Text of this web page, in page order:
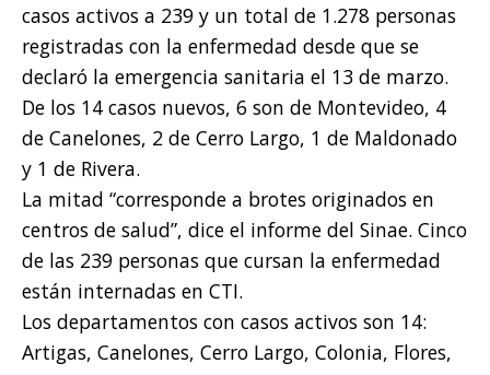
casos activos a 239 y un total de 1.278 personas
registradas con la enfermedad desde que se
declaró la emergencia sanitaria el 13 de marzo.
De los 14 casos nuevos, 6 son de Montevideo, 4
de Canelones, 2 de Cerro Largo, 1 de Maldonado
y 1 de Rivera.
La mitad “corresponde a brotes originados en
centros de salud”, dice el informe del Sinae. Cinco
de las 239 personas que cursan la enfermedad
están internadas en CTI.
Los departamentos con casos activos son 14:
Artigas, Canelones, Cerro Largo, Colonia, Flores,